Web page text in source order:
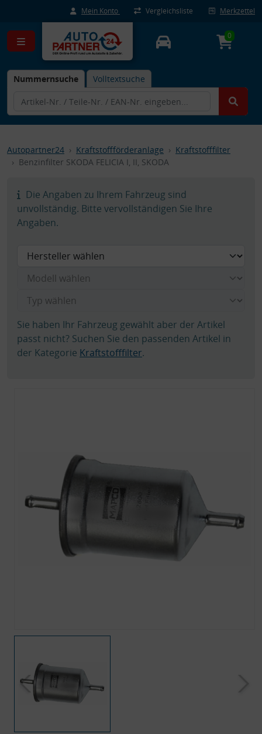
Mein Konto Vergleichsliste Merkzettel
Nummernsuche Volltextsuche
0
Autopartner24 Kraftstoffförderanlage
Kraftstofffilter
Benzinfilter SKODA FELICIA I, II, SKODA
Die Angaben zu Ihrem Fahrzeug sind
unvollständig. Bitte vervollständigen Sie Ihre
Angaben.
Sie haben Ihr Fahrzeug gewählt aber der Artikel
passt nicht? Suchen Sie den passenden Artikel in
der Kategorie Kraftstofffilter.